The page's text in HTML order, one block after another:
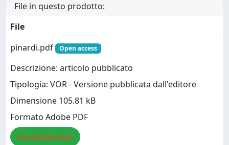
File in questo prodotto:
File
pinardi.pdf
Open access
Descrizione: articolo pubblicato
Tipologia: VOR - Versione pubblicata dall'editore
Dimensione 105.81 kB
Formato Adobe PDF
Visualizza/Apri